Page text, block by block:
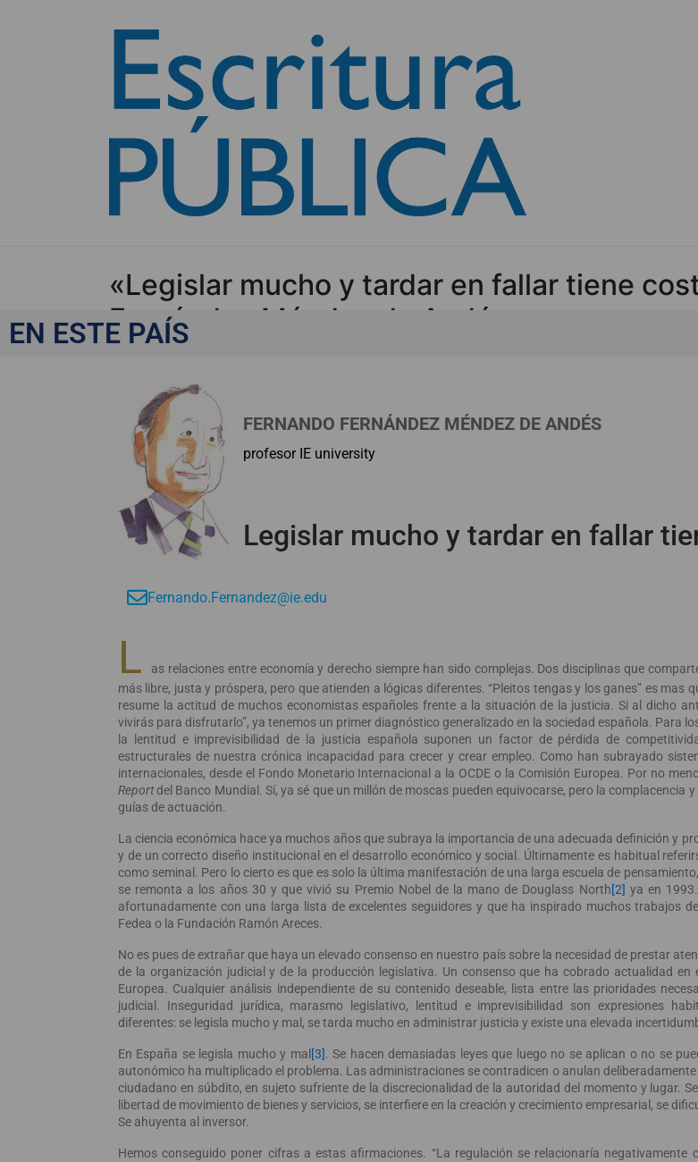
«Legislar mucho y tardar en fallar tiene
Fernández Méndez de Andés
EN ESTE PAÍS
FERNANDO FERNÁNDEZ MÉNDEZ DE ANDÉS
profesor IE university
Legislar mucho y tardar en fallar
Fernando.Fernandez@ie.edu
L
as relaciones entre economía y derecho siempre han sido complejas. Dos disciplinas que
más libre, justa y próspera, pero que atienden a lógicas diferentes. “Pleitos tengas y los ganes” es mas
resume la actitud de muchos economistas españoles frente a la situación de la justicia. Si al dicho
vivirás para disfrutarlo”, ya tenemos un primer diagnóstico generalizado en la sociedad española. Para
la lentitud e imprevisibilidad de la justicia española suponen un factor de pérdida de
estructurales de nuestra crónica incapacidad para crecer y crear empleo. Como han subrayado
internacionales, desde el Fondo Monetario Internacional a la OCDE o la Comisión Europea. Por no
Reportdel Banco Mundial. Sí, ya sé que un millón de moscas pueden equivocarse, pero la complacencia
guías de actuación.
La ciencia económica hace ya muchos años que subraya la importancia de una adecuada definición y
y de un correcto diseño institucional en el desarrollo económico y social. Últimamente es habitual
como seminal. Pero lo cierto es que es solo la última manifestación de una larga escuela de
se remonta a los años 30 y que vivió su Premio Nobel de la mano de Douglass North[2] ya en
afortunadamente con una larga lista de excelentes seguidores y que ha inspirado muchos trabajos
Fedea o la Fundación Ramón Areces.
No es pues de extrañar que haya un elevado consenso en nuestro país sobre la necesidad de prestar
de la organización judicial y de la producción legislativa. Un consenso que ha cobrado actualidad en
Europea. Cualquier análisis independiente de su contenido deseable, lista entre las prioridades
judicial. Inseguridad jurídica, marasmo legislativo, lentitud e imprevisibilidad son expresiones
diferentes: se legisla mucho y mal, se tarda mucho en administrar justicia y existe una elevada
En España se legisla mucho y mal [3]. Se hacen demasiadas leyes que luego no se aplican o no se
autonómico ha multiplicado el problema. Las administraciones se contradicen o anulan
ciudadano en súbdito, en sujeto sufriente de la discrecionalidad de la autoridad del momento y lugar.
libertad de movimiento de bienes y servicios, se interfiere en la creación y crecimiento empresarial, se
Se ahuyenta al inversor.
Hemos conseguido poner cifras a estas afirmaciones. “La regulación se relacionaría negativamente